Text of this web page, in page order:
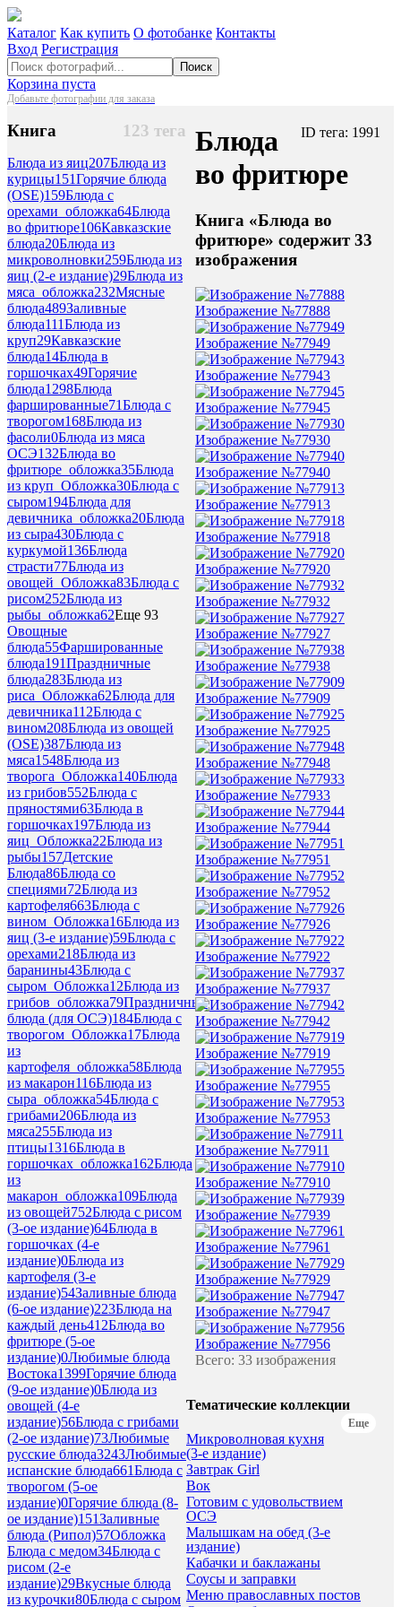
Каталог Как купить О фотобанке Контакты
Вход Регистрация
Поиск
Корзина пуста
Добавьте фотографии для заказа
123 тега
Книга
Блюда из яиц207Блюда из
курицы151Горячие блюда
(OSE)159Блюда с
орехами_обложка64Блюда
во фритюре106Кавказские
блюда20Блюда из
микроволновки259Блюда из
яиц (2-е издание)29Блюда из
мяса_обложка232Мясные
блюда489Заливные
блюда111Блюда из
круп29Кавказские
блюда14Блюда в
горшочках49Горячие
блюда1298Блюда
фаршированные71Блюда с
творогом168Блюда из
фасоли0Блюда из мяса
ОСЭ132Блюда во
фритюре_обложка35Блюда
из круп_Обложка30Блюда с
сыром194Блюда для
девичника_обложка20Блюда
из сыра430Блюда с
куркумой136Блюда
страсти77Блюда из
овощей_Обложка83Блюда с
рисом252Блюда из
рыбы_обложка62Еще 93
Овощные
блюда55Фаршированные
блюда191Праздничные
блюда283Блюда из
риса_Обложка62Блюда для
девичника112Блюда с
вином208Блюда из овощей
(OSE)387Блюда из
мяса1548Блюда из
творога_Обложка140Блюда
из грибов552Блюда с
пряностями63Блюда в
горшочках197Блюда из
яиц_Обложка22Блюда из
рыбы157Детские
Блюда86Блюда со
специями72Блюда из
картофеля663Блюда с
вином_Обложка16Блюда из
яиц (3-е издание)59Блюда с
орехами218Блюда из
баранины43Блюда с
сыром_Обложка12Блюда из
грибов_обложка79Праздничные
блюда (для ОСЭ)184Блюда с
творогом_Обложка17Блюда
из
картофеля_обложка58Блюда
из макарон116Блюда из
сыра_обложка54Блюда с
грибами206Блюда из
мяса255Блюда из
птицы1316Блюда в
горшочках_обложка162Блюда
из
макарон_обложка109Блюда
из овощей752Блюда с рисом
(3-ое издание)64Блюда в
горшочках (4-е
издание)0Блюда из
картофеля (3-е
издание)54Заливные блюда
(6-ое издание)223Блюда на
каждый день412Блюда во
фритюре (5-ое
издание)0Любимые блюда
Востока1399Горячие блюда
(9-ое издание)0Блюда из
овощей (4-е
издание)56Блюда с грибами
(2-ое издание)73Любимые
русские блюда3243Любимые
испанские блюда661Блюда с
творогом (5-ое
издание)0Горячие блюда (8-
ое издание)151Заливные
блюда (Рипол)57Обложка
Блюда с медом34Блюда с
рисом (2-е
издание)29Вкусные блюда
из курочки80Блюда с сыром
ID тега: 1991
Блюда
во фритюре
Книга «Блюда во
фритюре» содержит 33
изображения
Изображение №77888
Изображение №77949
Изображение №77943
Изображение №77945
Изображение №77930
Изображение №77940
Изображение №77913
Изображение №77918
Изображение №77920
Изображение №77932
Изображение №77927
Изображение №77938
Изображение №77909
Изображение №77925
Изображение №77948
Изображение №77933
Изображение №77944
Изображение №77951
Изображение №77952
Изображение №77926
Изображение №77922
Изображение №77937
Изображение №77942
Изображение №77919
Изображение №77955
Изображение №77953
Изображение №77911
Изображение №77910
Изображение №77939
Изображение №77961
Изображение №77929
Изображение №77947
Изображение №77956
Всего: 33 изображения
Тематические коллекции
Еще
Микроволновая кухня
(3-е издание)
Завтрак Girl
Вок
Готовим с удовольствием
ОСЭ
Малышкам на обед (3-е
издание)
Кабачки и баклажаны
Соусы и заправки
Меню православных постов